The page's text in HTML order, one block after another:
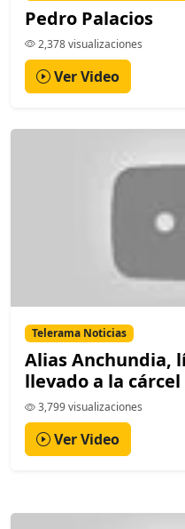
Pedro Palacios
2,378 visualizaciones
Ver Video
Telerama Noticias
Alias Anchundia,
llevado a la cárcel
3,799 visualizaciones
Ver Video